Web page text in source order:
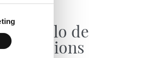
29/07/2026
VÍDEOS
Un duelo de
Champions